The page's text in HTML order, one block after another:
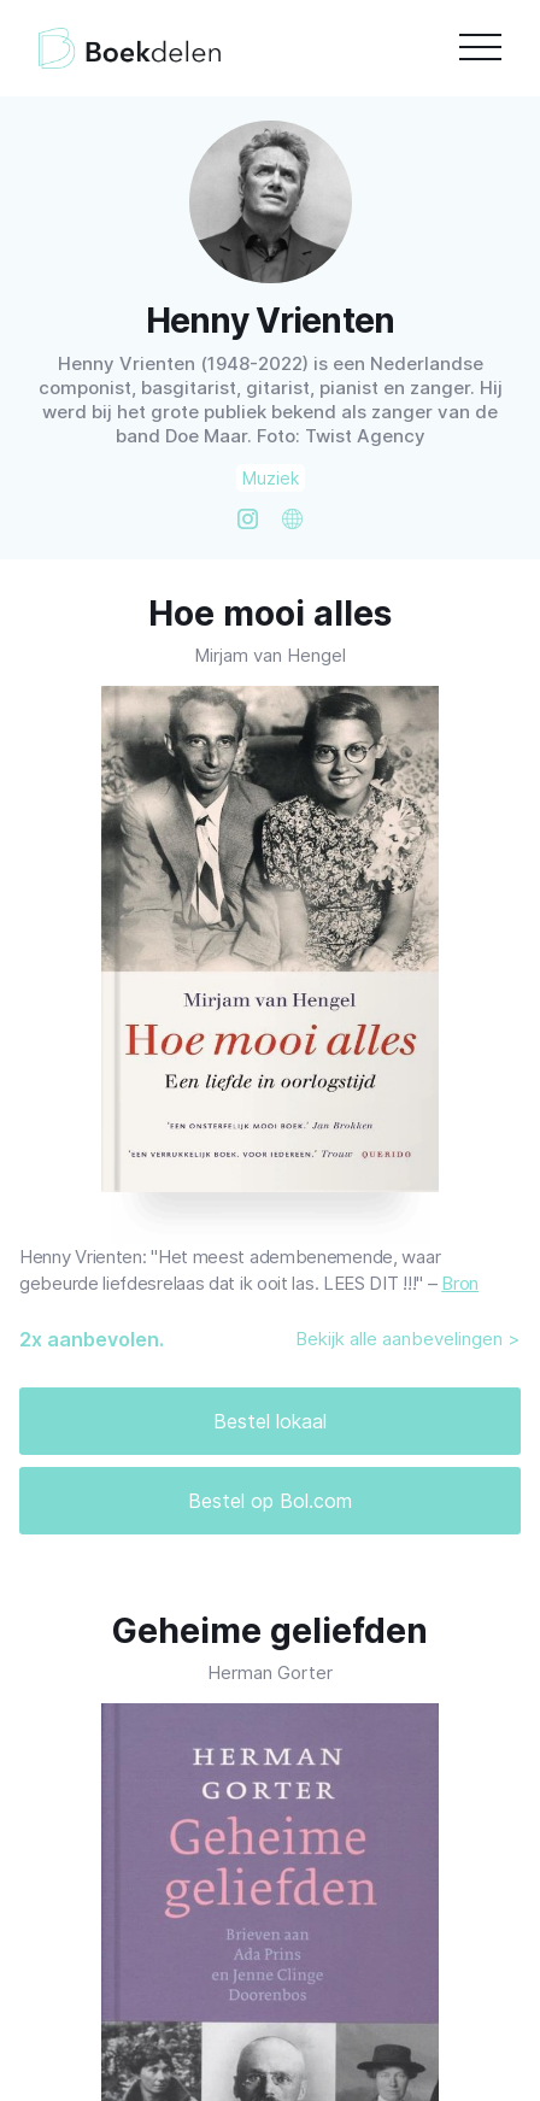
Henny Vrienten
Henny Vrienten (1948-2022) is een Nederlandse
componist, basgitarist, gitarist, pianist en zanger. Hij
werd bij het grote publiek bekend als zanger van de
band Doe Maar. Foto: Twist Agency
Muziek
Hoe mooi alles
Mirjam van Hengel
Henny Vrienten: "Het meest adembenemende, waar
gebeurde liefdesrelaas dat ik ooit las. LEES DIT !!!" – Bron
Bestel lokaal
Bestel op Bol.com
2x aanbevolen. Bekijk alle aanbevelingen >
Geheime geliefden
Herman Gorter